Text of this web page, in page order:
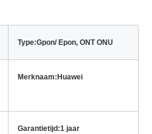
Type:Gpon/ Epon, ONT ONU
Merknaam: Huawei
Garantietijd:1 jaar